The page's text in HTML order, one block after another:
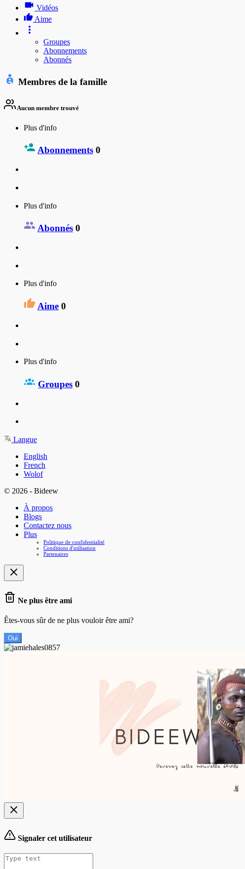
Vidéos
Aime
Groupes
Abonnements
Abonnés
Membres de la famille
Aucun membre trouvé
Plus d'info
Abonnements 0
Plus d'info
Abonnés 0
Plus d'info
Aime 0
Plus d'info
Groupes 0
Langue
English
French
Wolof
© 2026 - Bideew
À propos
Blogs
Contactez nous
Plus
Politique de confidentialité
Conditions d'utilisation
Partenaires
Ne plus être ami
Êtes-vous sûr de ne plus vouloir être ami?
Oui
Signaler cet utilisateur